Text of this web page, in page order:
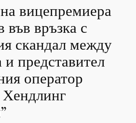
вицепремиера
връзка с
скандал между
представител
оператор
Хендлинг